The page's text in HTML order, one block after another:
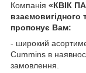
Компанія «КВІК
взаємовигідного
пропонує Вам:
- широкий
Cummins в
замовлення.